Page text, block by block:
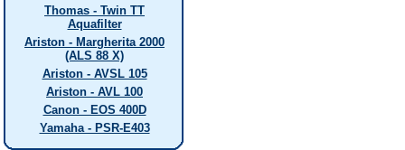
Thomas - Twin TT
Aquafilter
Ariston - Margherita 2000
(ALS 88 X)
Ariston - AVSL 105
Ariston - AVL 100
Canon - EOS 400D
Yamaha - PSR-E403